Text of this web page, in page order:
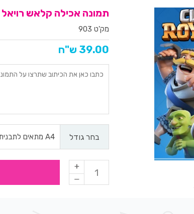
תמונה אכילה קלאש רויאל 903
מק'ט 903
39.00 ש"ח
בחר גודל